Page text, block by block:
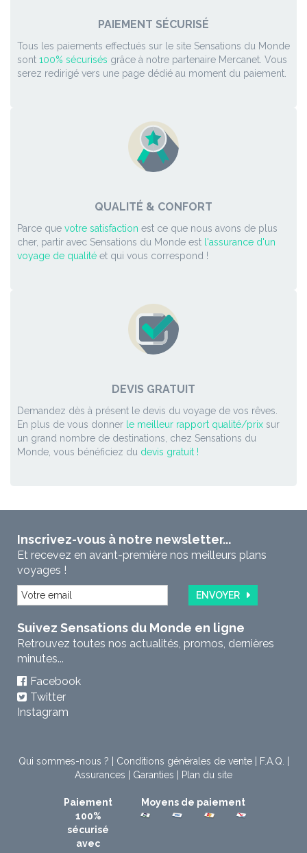
PAIEMENT SÉCURISÉ
Tous les paiements effectués sur le site Sensations du Monde
sont 100% sécurisés grâce à notre partenaire Mercanet. Vous
serez redirigé vers une page dédié au moment du paiement.
QUALITÉ & CONFORT
Parce que votre satisfaction est ce que nous avons de plus
cher, partir avec Sensations du Monde est l'assurance d'un
voyage de qualité et qui vous correspond !
DEVIS GRATUIT
Demandez dès à présent le devis du voyage de vos rêves.
En plus de vous donner le meilleur rapport qualité/prix sur
un grand nombre de destinations, chez Sensations du
Monde, vous bénéficiez du devis gratuit !
Inscrivez-vous à notre newsletter...
Et recevez en avant-première nos meilleurs plans
voyages !
ENVOYER
Suivez Sensations du Monde en ligne
Retrouvez toutes nos actualités, promos, dernières
minutes...
Facebook
Twitter
Instagram
Qui sommes-nous ? Conditions générales de vente| F.A.Q.
Assurances
Garanties Plan du site
Paiement
100%
sécurisé
avec
Moyens de paiement